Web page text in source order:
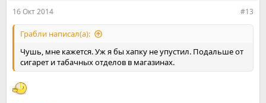
16 Окт 2014 #13
Грабли написал(а):
Чушь, мне кажется. Уж я бы хапку не упустил. Подальше от
сигарет и табачных отделов в магазинах.